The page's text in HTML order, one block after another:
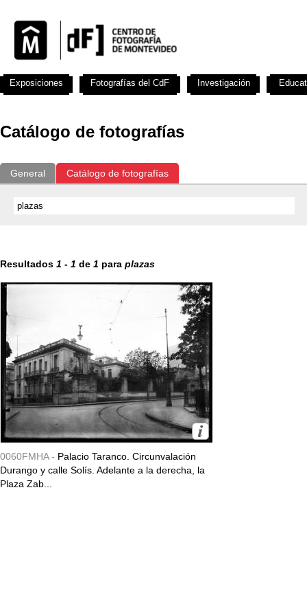
Catálogo de fotografías
General Catálogo de fotografías
Resultados 1 - 1 de 1 para plazas
0060FMHA - Palacio Taranco. Circunvalación
Durango y calle Solís. Adelante a la derecha, la
Plaza Zab...
Exposiciones Fotografías del CdF Investigación